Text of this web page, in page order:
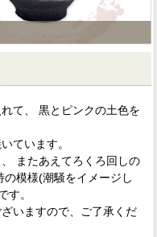
て、 黒とピンクの土色を
ています。
またあえてろくろ回しの
模様(潮騒をイメージし
す。
いますので、ご了承くだ